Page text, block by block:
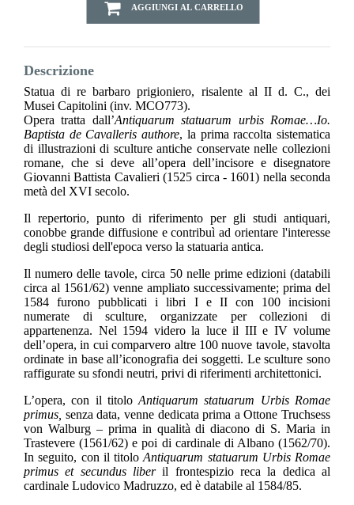
AGGIUNGI AL CARRELLO
Descrizione
Statua di re barbaro prigioniero, risalente al II d. C., dei
Musei Capitolini (inv. MCO773).
Opera tratta dall’Antiquarum statuarum urbis Romae…Io.
Baptista de Cavalleris authore, la prima raccolta sistematica
di illustrazioni di sculture antiche conservate nelle collezioni
romane, che si deve all’opera dell’incisore e disegnatore
Giovanni Battista Cavalieri (1525 circa - 1601) nella seconda
metà del XVI secolo.
Il repertorio, punto di riferimento per gli studi antiquari,
conobbe grande diffusione e contribuì ad orientare l'interesse
degli studiosi dell'epoca verso la statuaria antica.
Il numero delle tavole, circa 50 nelle prime edizioni (databili
circa al 1561/62) venne ampliato successivamente; prima del
1584 furono pubblicati i libri I e II con 100 incisioni
numerate di sculture, organizzate per collezioni di
appartenenza. Nel 1594 videro la luce il III e IV volume
dell’opera, in cui comparvero altre 100 nuove tavole, stavolta
ordinate in base all’iconografia dei soggetti. Le sculture sono
raffigurate su sfondi neutri, privi di riferimenti architettonici.
L’opera, con il titoloAntiquarum statuarum Urbis Romae
primus, senza data, venne dedicata prima a Ottone Truchsess
von Walburg – prima in qualità di diacono di S. Maria in
Trastevere (1561/62) e poi di cardinale di Albano (1562/70).
In seguito, con il titoloAntiquarum statuarum Urbis Romae
primus et secundus liberil frontespizio reca la dedica al
cardinale Ludovico Madruzzo, ed è databile al 1584/85.